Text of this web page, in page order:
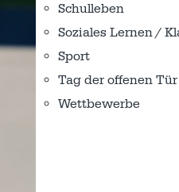
Schulleben
Soziales Lernen /
Sport
Tag der offenen Tür
Wettbewerbe